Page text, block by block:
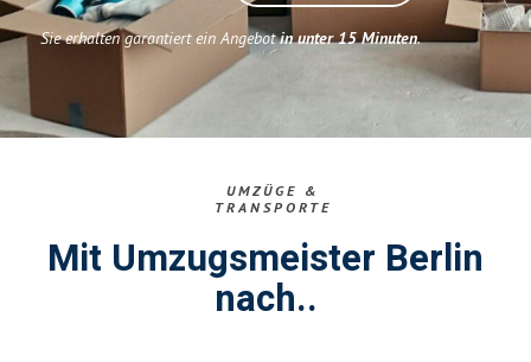
Sie erhalten garantiert ein Angebotin unter 15 Minuten.
UMZÜGE &
TRANSPORTE
Mit Umzugsmeister Berlin
nach..